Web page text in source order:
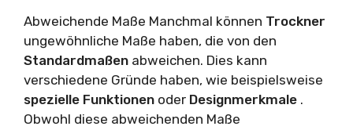
Abweichende Maße Manchmal können Trockner
ungewöhnliche Maße haben, die von den
Standardmaßen abweichen. Dies kann
verschiedene Gründe haben, wie beispielsweise
spezielle Funktionen oder Designmerkmale .
Obwohl diese abweichenden Maße